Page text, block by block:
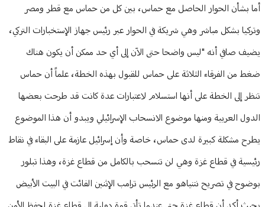
أما بشأن الحوار الحاصل مع حماس، بين كل من حماس مع قطر ومصر
وتركيا بشكل مباشر وهي شريكة في الحوار عبر رئيس جهاز الإستخبارات التركي،
يضيف صافي أنه "ليس واضحا حتى الآن إلى أي حد ممكن أن يكون هناك
ضغط من الفرقاء الثلاثة على حماس للقبول بهذه الخطة، علماً أن حماس
تنظر إلى الخطة على أنها استسلام لاعتبارات عدة كانت قد طرحت بعضها
الدول العربية ومنها موضوع الانسحاب الإسرائيلي ويبدو أن هذا الموضوع
يطرح مشكلة كبيرة لدى حماس، خاصة وأن إسرائيل عازمة على البقاء في نقاط
رئيسية في قطاع غزة وهي لن تنسحب بالكامل من قطاع غزة، وهذا تبلور
بوضوح في تصريح نتنياهو مع الرئيس ترامب الإثنين الفائت في البيت الأبيض